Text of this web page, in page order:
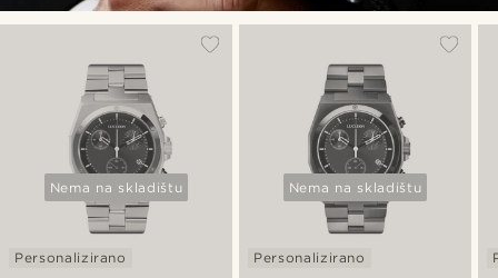
Nema na skladištu
Personalizirano
Nema na skladištu
Personalizirano